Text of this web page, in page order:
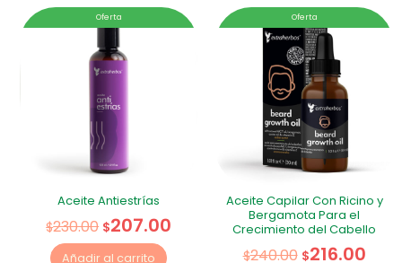
Oferta
Aceite Antiestrías
$230.00 $207.00
Añadir al carrito
Oferta
Aceite Capilar Con Ricino y
Bergamota Para el
Crecimiento del Cabello
$240.00 $216.00